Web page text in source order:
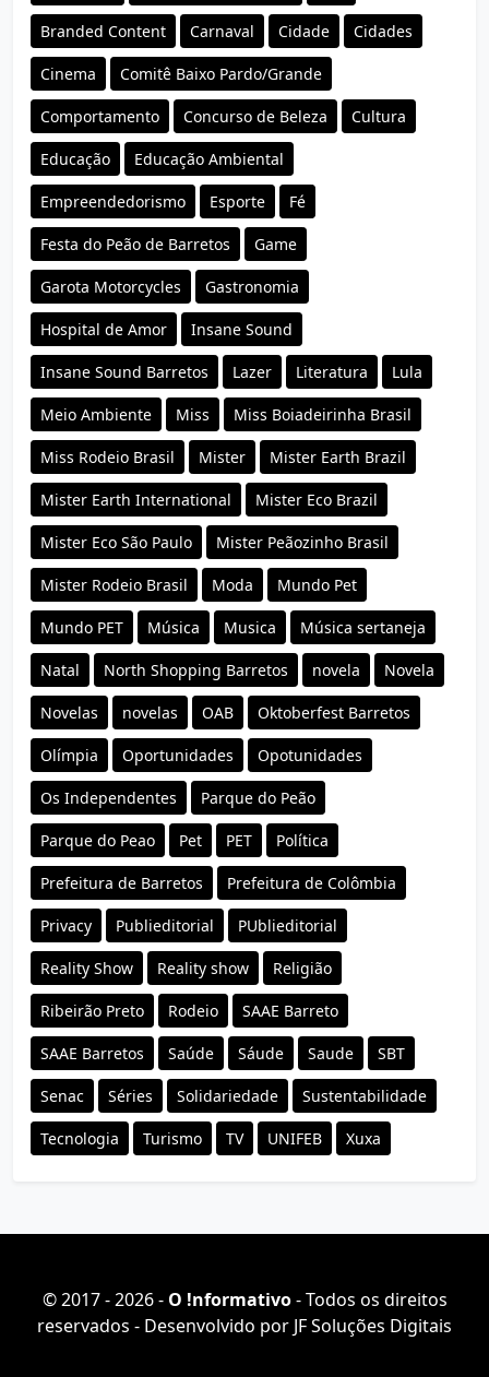
Branded Content Carnaval Cidade Cidades
Cinema Comitê Baixo Pardo/Grande
Comportamento Concurso de Beleza Cultura
Educação Educação Ambiental
Empreendedorismo Esporte Fé
Festa do Peão de Barretos Game
Garota Motorcycles Gastronomia
Hospital de Amor Insane Sound
Insane Sound Barretos Lazer Literatura Lula
Meio Ambiente Miss Miss Boiadeirinha Brasil
Miss Rodeio Brasil Mister Mister Earth Brazil
Mister Earth International Mister Eco Brazil
Mister Eco São Paulo Mister Peãozinho Brasil
Mister Rodeio Brasil Moda Mundo Pet
Mundo PET Música Musica Música sertaneja
Natal North Shopping Barretos novela Novela
Novelas novelas OAB Oktoberfest Barretos
Olímpia Oportunidades Opotunidades
Os Independentes Parque do Peão
Parque do Peao Pet PET Política
Prefeitura de Barretos Prefeitura de Colômbia
Privacy Publieditorial PUblieditorial
Reality Show Reality show Religião
Ribeirão Preto Rodeio SAAE Barreto
SAAE Barretos Saúde Sáude Saude SBT
Senac Séries Solidariedade Sustentabilidade
Tecnologia Turismo TV UNIFEB Xuxa
© 2017 - 2026 - O ǃnformativo- Todos os direitos
reservados - Desenvolvido por JF Soluções Digitais